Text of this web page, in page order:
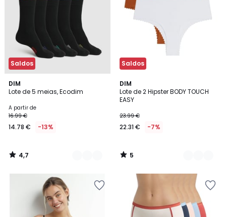
Saldos
DIM
Lote de 5 meias, Ecodim
A partir de
16.99 €
14.78 € -13%
4,7
/ 5
2
Cores
4,7
/
Saldos
DIM
Lote de 2 Hipster BODY TOUCH
EASY
23.99 €
22.31 € -7%
5
/
5
2
Cores
5
/